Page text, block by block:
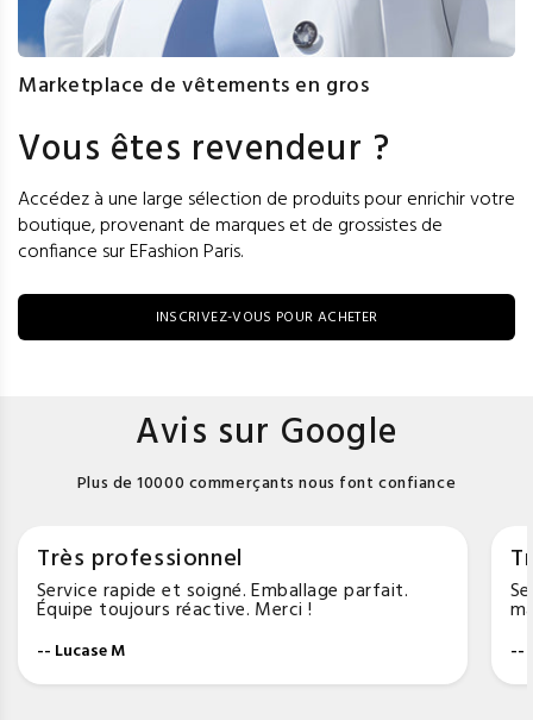
Marketplace de vêtements en gros
Vous êtes revendeur ?
Accédez à une large sélection de produits pour enrichir votre
boutique, provenant de marques et de grossistes de
confiance sur EFashion Paris.
INSCRIVEZ-VOUS POUR ACHETER
Avis sur Google
Plus de 10000 commerçants nous font confiance
Très professionnel
Service rapide et soigné. Emballage parfait.
Équipe toujours réactive. Merci !
-- Lucase M --